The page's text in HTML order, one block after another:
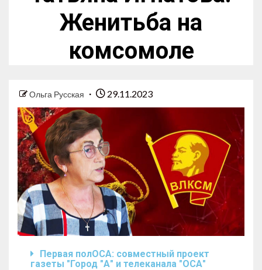
Женитьба на
комсомоле
Ольга Русская 29.11.2023
Первая полОСА: совместный проект
газеты "Город "А" и телеканала "ОСА"